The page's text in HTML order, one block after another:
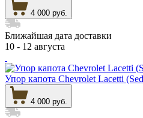
4 000 руб.
Ближайшая дата доставки
10 - 12 августа
Упор капота Chevrolet Lacetti
4 000 руб.